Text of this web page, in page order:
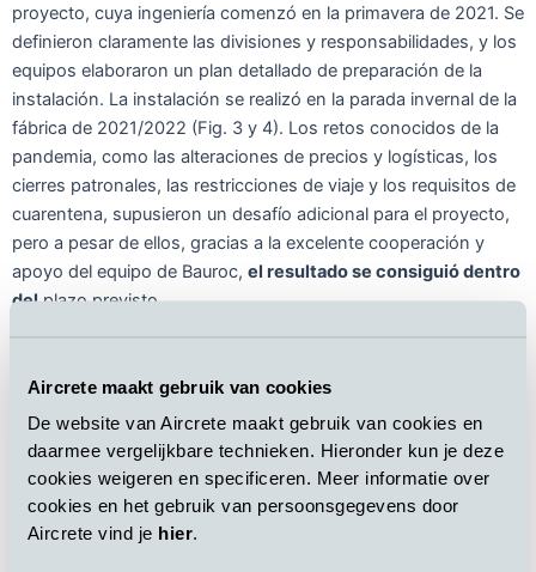
Aircrete maakt gebruik van cookies
De website van Aircrete maakt gebruik van cookies en
daarmee vergelijkbare technieken. Hieronder kun je deze
cookies weigeren en specificeren. Meer informatie over
cookies en het gebruik van persoonsgegevens door
Aircrete vind je hier.
proyecto, cuya ingeniería comenzó en la primavera de 2021. Se
definieron claramente las divisiones y responsabilidades, y los
equipos elaboraron un plan detallado de preparación de la
instalación. La instalación se realizó en la parada invernal de la
fábrica de 2021/2022 (Fig. 3 y 4). Los retos conocidos de la
pandemia, como las alteraciones de precios y logísticas, los
cierres patronales, las restricciones de viaje y los requisitos de
cuarentena, supusieron un desafío adicional para el proyecto,
pero a pesar de ellos, gracias a la excelente cooperación y
apoyo del equipo de Bauroc, el resultado se consiguió dentro
delplazo previsto.